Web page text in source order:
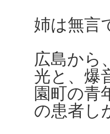
姉は無言
広島から
光と、爆
園町の青
の患者し